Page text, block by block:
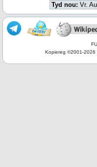
Tyd nou: Vr.
Kopiereg ©2001-2026